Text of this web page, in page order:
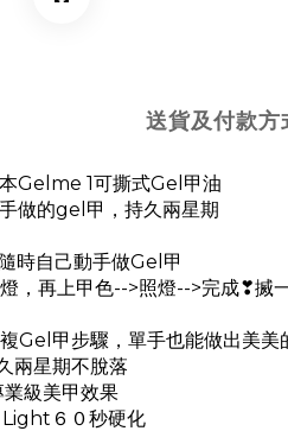
送貨及付款方
Gelme 1可撕式Gel甲油
做的gel甲，持久兩星期
時自己動手做Gel甲
，再上甲色-->照燈-->完成❣搣
Gel甲步驟，單手也能做出美美
兩星期不脫落
級美甲效果
６０秒硬化